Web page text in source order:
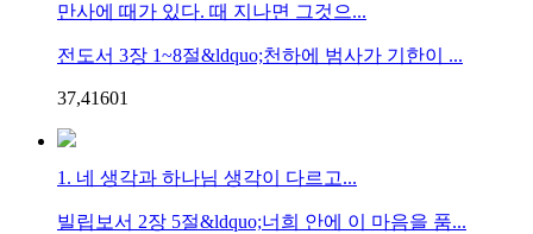
만사에 때가 있다. 때 지나면 그것으...
전도서 3장 1~8절&ldquo;천하에 범사가 기한이 ...
37,41601
1. 네 생각과 하나님 생각이 다르고...
빌립보서 2장 5절&ldquo;너희 안에 이 마음을 품...